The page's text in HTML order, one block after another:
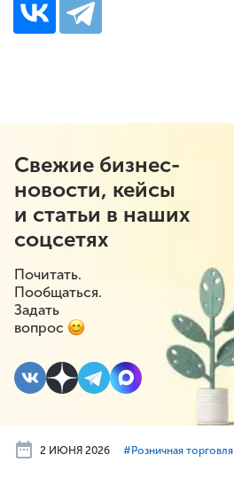
Свежие бизнес-
новости, кейсы
и статьи в наших
соцсетях
Почитать.
Пообщаться.
Задать
вопрос
2 ИЮНЯ 2026 #⁣Розничная торговля